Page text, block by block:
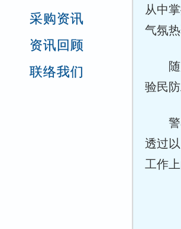
采购资讯
资讯回顾
联络我们
从中
气氛热
验民
透过
工作